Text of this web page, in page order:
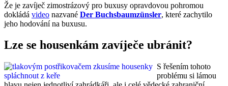
Že je zavíječ zimostrázový pro buxusy opravdovou pohromou
dokládá video nazvané Der Buchsbaumzünsler, které zachytilo
jeho hodování na buxusu.
Lze se housenkám zavíječe ubránit?
S řešením tohoto
problému si lámou